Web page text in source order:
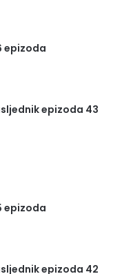
epizoda
epizoda 43
epizoda
epizoda 42